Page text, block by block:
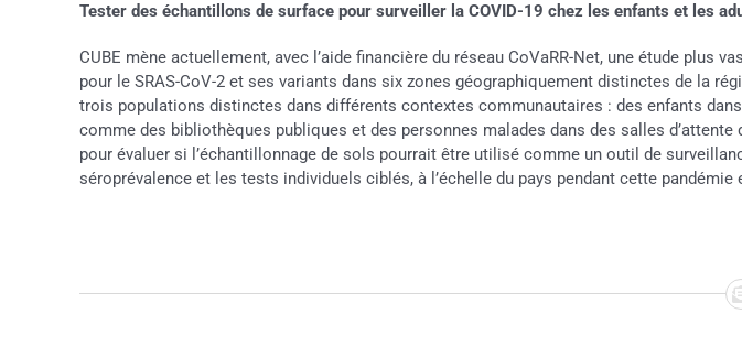
Tester des échantillons de surface pour surveiller la COVID-19 chez les enfants et les
CUBE mène actuellement, avec l’aide financière du réseau CoVaRR-Net, une étude
pour le SRAS-CoV-2 et ses variants dans six zones géographiquement distinctes de la
trois populations distinctes dans différents contextes communautaires : des enfants
comme des bibliothèques publiques et des personnes malades dans des salles d’attente
pour évaluer si l’échantillonnage de sols pourrait être utilisé comme un outil de
séroprévalence et les tests individuels ciblés, à l’échelle du pays pendant cette